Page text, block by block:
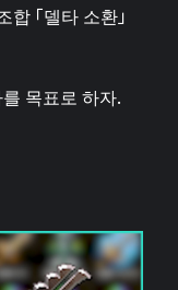
「델타 소환」
목표로 하자.